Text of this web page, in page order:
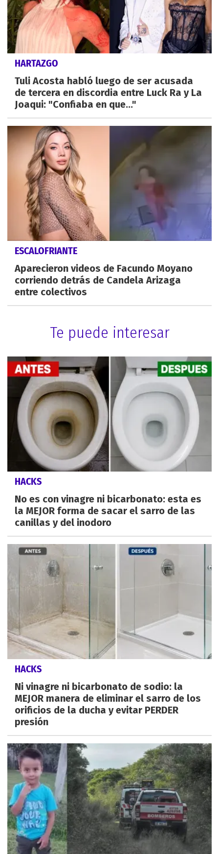
HARTAZGO
Tuli Acosta habló luego de ser acusada
de tercera en discordia entre Luck Ra y La
Joaqui: "Confiaba en que..."
ESCALOFRIANTE
Aparecieron videos de Facundo Moyano
corriendo detrás de Candela Arizaga
entre colectivos
Te puede interesar
HACKS
No es con vinagre ni bicarbonato: esta es
la MEJOR forma de sacar el sarro de las
canillas y del inodoro
HACKS
Ni vinagre ni bicarbonato de sodio: la
MEJOR manera de eliminar el sarro de los
orificios de la ducha y evitar PERDER
presión